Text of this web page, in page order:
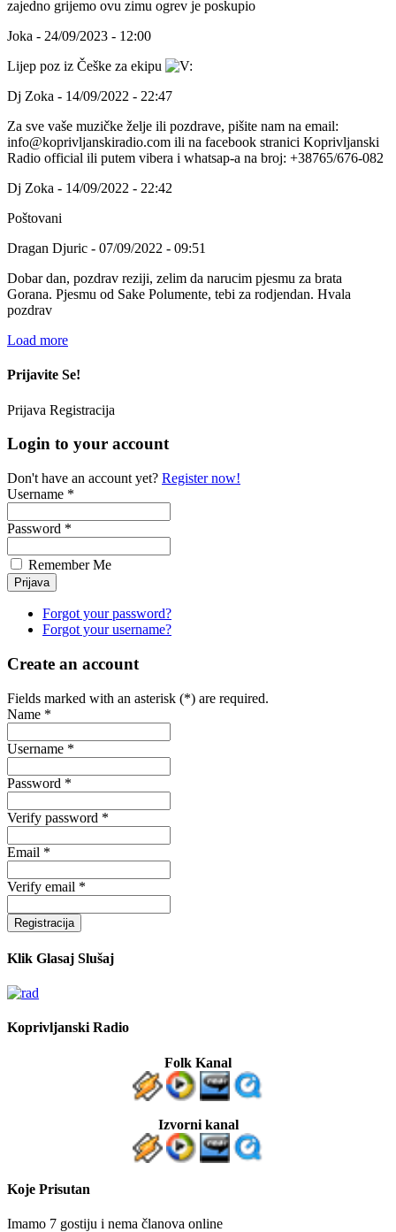
zajedno grijemo ovu zimu ogrev je poskupio
Joka - 24/09/2023 - 12:00
Lijep poz iz Češke za ekipu
Dj Zoka - 14/09/2022 - 22:47
Za sve vaše muzičke želje ili pozdrave, pišite nam na email:
info@koprivljanskiradio.com ili na facebook stranici Koprivljanski
Radio official ili putem vibera i whatsap-a na broj: +38765/676-082
Dj Zoka - 14/09/2022 - 22:42
Poštovani
Dragan Djuric - 07/09/2022 - 09:51
Dobar dan, pozdrav reziji, zelim da narucim pjesmu za brata
Gorana. Pjesmu od Sake Polumente, tebi za rodjendan. Hvala
pozdrav
Load more
Prijavite Se!
Prijava Registracija
Login to your account
Don't have an account yet? Register now!
Username *
Password *
Remember Me
Forgot your password?
Forgot your username?
Create an account
Fields marked with an asterisk (*) are required.
Name *
Username *
Password *
Verify password *
Email *
Verify email *
Registracija
Klik Glasaj Slušaj
Koprivljanski Radio
Folk Kanal
Izvorni kanal
Koje Prisutan
Imamo 7 gostiju i nema članova online